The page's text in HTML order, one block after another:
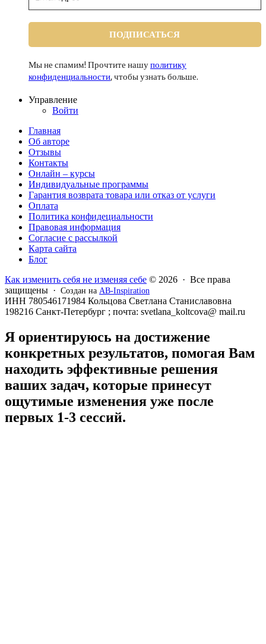
Мы не спамим! Прочтите нашуполитику
конфиденциальности, чтобы узнать больше.
Управление
Войти
Главная
Об авторе
Отзывы
Контакты
Онлайн – курсы
Индивидуальные программы
Гарантия возврата товара или отказ от услуги
Оплата
Политика конфидециальности
Правовая информация
Согласие с рассылкой
Карта сайта
Блог
Как изменить себя не изменяя себе © 2026 · Все права
защищены · Создан на AB-Inspiration
ИНН 780546171984 Кольцова Светлана Станиславовна
198216 Санкт-Петербург ; почта: svetlana_koltcova@ mail.ru
Я ориентируюсь на достижение
конкретных результатов, помогая Вам
находить эффективные решения
ваших задач, которые принесут
ощутимые изменения уже после
первых 1-3 сессий.